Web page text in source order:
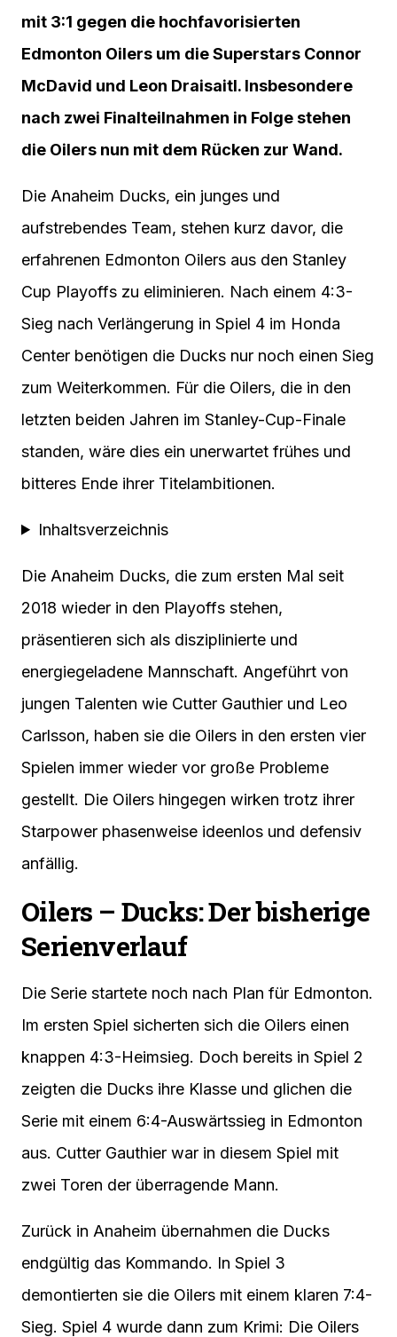
mit 3:1 gegen die hochfavorisierten
Edmonton Oilers um die Superstars Connor
McDavid und Leon Draisaitl. Insbesondere
nach zwei Finalteilnahmen in Folge stehen
die Oilers nun mit dem Rücken zur Wand.
Die Anaheim Ducks, ein junges und
aufstrebendes Team, stehen kurz davor, die
erfahrenen Edmonton Oilers aus den Stanley
Cup Playoffs zu eliminieren. Nach einem 4:3-
Sieg nach Verlängerung in Spiel 4 im Honda
Center benötigen die Ducks nur noch einen Sieg
zum Weiterkommen. Für die Oilers, die in den
letzten beiden Jahren im Stanley-Cup-Finale
standen, wäre dies ein unerwartet frühes und
bitteres Ende ihrer Titelambitionen.
Inhaltsverzeichnis
Die Anaheim Ducks, die zum ersten Mal seit
2018 wieder in den Playoffs stehen,
präsentieren sich als disziplinierte und
energiegeladene Mannschaft. Angeführt von
jungen Talenten wie Cutter Gauthier und Leo
Carlsson, haben sie die Oilers in den ersten vier
Spielen immer wieder vor große Probleme
gestellt. Die Oilers hingegen wirken trotz ihrer
Starpower phasenweise ideenlos und defensiv
anfällig.
Oilers – Ducks: Der bisherige
Serienverlauf
Die Serie startete noch nach Plan für Edmonton.
Im ersten Spiel sicherten sich die Oilers einen
knappen 4:3-Heimsieg. Doch bereits in Spiel 2
zeigten die Ducks ihre Klasse und glichen die
Serie mit einem 6:4-Auswärtssieg in Edmonton
aus. Cutter Gauthier war in diesem Spiel mit
zwei Toren der überragende Mann.
Zurück in Anaheim übernahmen die Ducks
endgültig das Kommando. In Spiel 3
demontierten sie die Oilers mit einem klaren 7:4-
Sieg. Spiel 4 wurde dann zum Krimi: Die Oilers